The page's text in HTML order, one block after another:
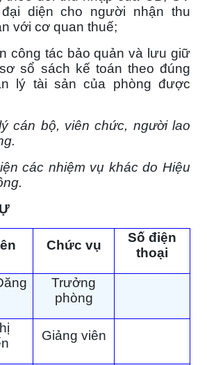
diện cho người nhận thu
với cơ quan thuế;
tác bảo quản và lưu giữ
sổ sách kế toán theo đúng
lý tài sản của phòng được
bộ, viên chức, người lao
các nhiệm vụ khác do Hiệu
Chức vụ
Số điện
thoại
Trưởng
phòng
Giảng viên